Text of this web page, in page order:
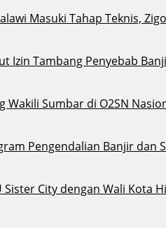
Masuki Tahap Teknis,
Izin Tambang Penyebab
Wakili Sumbar di O2SN
Pengendalian Banjir dan
City dengan Wali Kota